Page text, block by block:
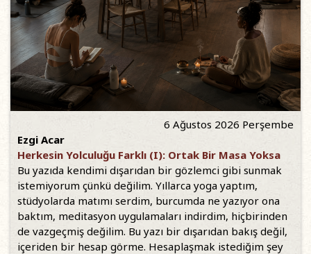
6 Ağustos 2026 Perşembe
Ezgi Acar
Herkesin Yolculuğu Farklı (I): Ortak Bir Masa Yoksa
Bu yazıda kendimi dışarıdan bir gözlemci gibi sunmak
istemiyorum çünkü değilim. Yıllarca yoga yaptım,
stüdyolarda matımı serdim, burcumda ne yazıyor ona
baktım, meditasyon uygulamaları indirdim, hiçbirinden
de vazgeçmiş değilim. Bu yazı bir dışarıdan bakış değil,
içeriden bir hesap görme. Hesaplaşmak istediğim şey